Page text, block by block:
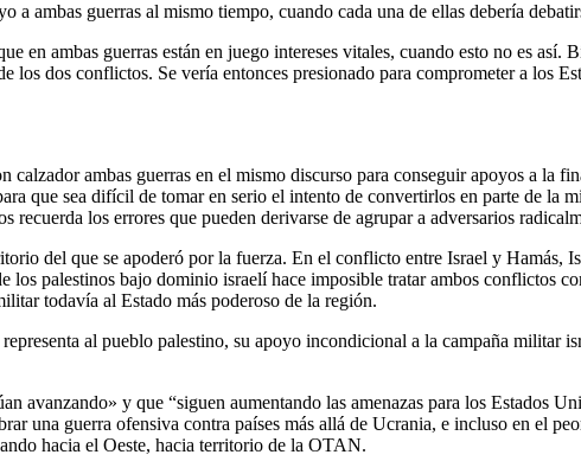
a ambas guerras al mismo tiempo, cuando cada una de ellas debería
en ambas guerras están en juego intereses vitales, cuando esto no es
los dos conflictos. Se vería entonces presionado para comprometer a los
ambas guerras en el mismo discurso para conseguir apoyos a la
que sea difícil de tomar en serio el intento de convertirlos en parte de la
los errores que pueden derivarse de agrupar a adversarios
del que se apoderó por la fuerza. En el conflicto entre Israel y Hamás,
palestinos bajo dominio israelí hace imposible tratar ambos conflictos
todavía al Estado más poderoso de la región.
al pueblo palestino, su apoyo incondicional a la campaña militar
avanzando» y que “siguen aumentando las amenazas para los Estados
una guerra ofensiva contra países más allá de Ucrania, e incluso en el
hacia el Oeste, hacia territorio de la OTAN.